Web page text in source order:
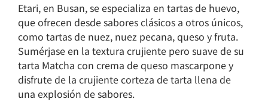
Etari, en Busan, se especializa en tartas de huevo,
que ofrecen desde sabores clásicos a otros únicos,
como tartas de nuez, nuez pecana, queso y fruta.
Sumérjase en la textura crujiente pero suave de su
tarta Matcha con crema de queso mascarpone y
disfrute de la crujiente corteza de tarta llena de
una explosión de sabores.